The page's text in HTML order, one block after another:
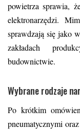
powietrza sprawia,
elektronarzędzi.
sprawdzają się jako
zakładach
budownictwie.
Wybrane rodzaje
Po krótkim
pneumatycznymi